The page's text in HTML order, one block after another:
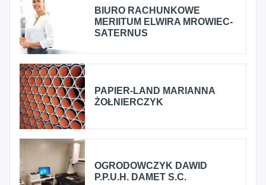
BIURO RACHUNKOWE
MERIITUM ELWIRA MROWIEC-
SATERNUS
PAPIER-LAND MARIANNA
ŻOŁNIERCZYK
OGRODOWCZYK DAWID
P.P.U.H. DAMET S.C.